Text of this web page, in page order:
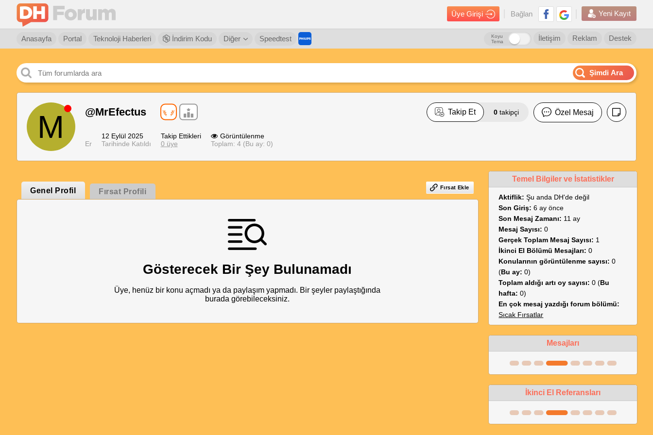
Üye Girişi Bağlan Yeni Kayıt
Anasayfa Portal Teknoloji Haberleri İndirim Kodu Diğer Speedtest Destek
Reklam
İletişim
Koyu
Tema
Şimdi Ara
M @MrEfectus Takip Et 0 takipçi Özel Mesaj
Er
12 Eylül 2025
Tarihinde Katıldı
Takip Ettikleri
0 üye
Görüntülenme
Toplam: 4 (Bu ay: 0)
Genel Profil Fırsat Profili Fırsat Ekle
Gösterecek Bir Şey Bulunamadı
Üye, henüz bir konu açmadı ya da paylaşım yapmadı. Bir şeyler paylaştığında
burada görebileceksiniz.
Temel Bilgiler ve İstatistikler
Aktiflik: Şu anda DH'de değil
Son Giriş: 6 ay önce
Son Mesaj Zamanı: 11 ay
Mesaj Sayısı: 0
Gerçek Toplam Mesaj Sayısı: 1
İkinci El Bölümü Mesajları: 0
Konularının görüntülenme sayısı: 0
(Bu ay: 0)
Toplam aldığı artı oy sayısı: 0 (Bu
hafta: 0)
En çok mesaj yazdığı forum bölümü:
Sıcak Fırsatlar
Mesajları
İkinci El Referansları